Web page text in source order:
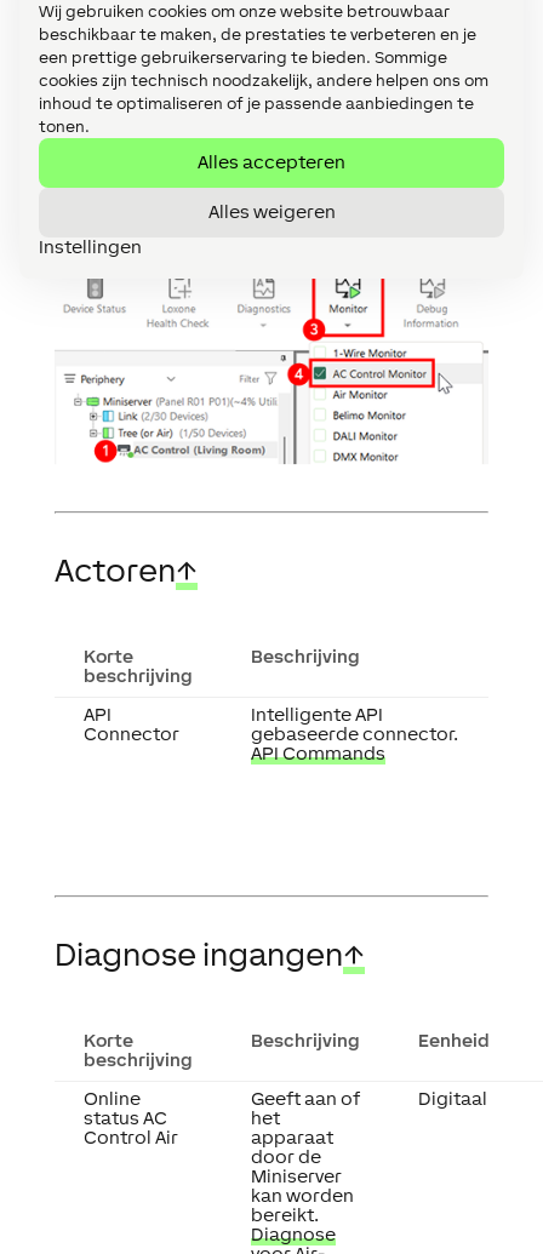
Wij gebruiken cookies om onze website betrouwbaar
beschikbaar te maken, de prestaties te verbeteren en je
een prettige gebruikerservaring te bieden. Sommige
cookies zijn technisch noodzakelijk, andere helpen ons om
inhoud te optimaliseren of je passende aanbiedingen te
tonen.
Alles accepteren
Alles weigeren
Instellingen
Ook kun je de AC Monitor starten voor
diagnostische doeleinden.
1) Activeer de AC Control Monitor. 2) Schakel de
airco uit. 3) Zet de airco aan. 4) Doorloop de niet-
werkende functies. De opname moet minstens
vijf minuten duren. 5) Sla de gegevens van de AC-
voor verzending naar Loxone.
Actoren↑
Korte
beschrijving
Beschrijving
API
Connector
Intelligente API
gebaseerde connector.
API Commands
Diagnose ingangen↑
Korte
beschrijving
Beschrijving Eenheid
Online
status AC
Control Air
Geeft aan of
het
apparaat
door de
Miniserver
kan worden
bereikt.
Diagnose
Digitaal